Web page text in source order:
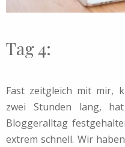
Tag 4:
Fast zeitgleich mit mir,
zwei Stunden lang,
Bloggeralltag
extrem schnell. Wir